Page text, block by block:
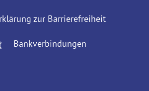
zur Barrierefreiheit
Bankverbindungen